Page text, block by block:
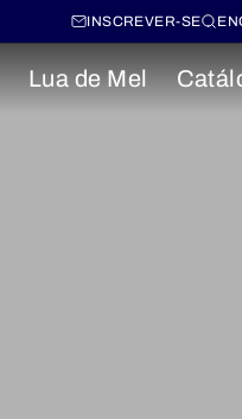
INSCREVER-SE
Lua de Mel